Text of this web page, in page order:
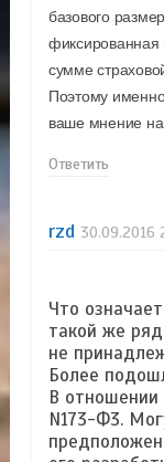
базового
фиксированная
сумме
Поэтому
ваше мнение на
Ответить
rzd 30.09.2016
Что
такой же
не
Более
В отношении
N173-Ф3.